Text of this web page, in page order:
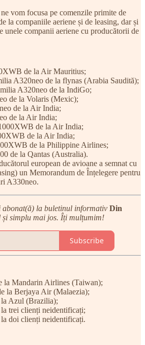
vom focusa pe comenzile primite de
la companiile aeriene și de leasing, dar și
unele companii aeriene cu producătorii de
de la Air Mauritius;
A320neo de la flynas (Arabia Saudită);
A320neo de la IndiGo;
de la Volaris (Mexic);
de la Air India;
de la Air India;
de la Air India;
de la Air India;
de la Philippine Airlines;
de la Qantas (Australia).
european de avioane a semnat cu
un Memorandum de Înțelegere pentru
A330neo.
abonat(ă) la buletinul informativ Din
și simplu mai jos. Îți mulțumim!
Subscribe
la Mandarin Airlines (Taiwan);
la Berjaya Air (Malaezia);
Azul (Brazilia);
trei clienți neidentificați;
doi clienți neidentificați.